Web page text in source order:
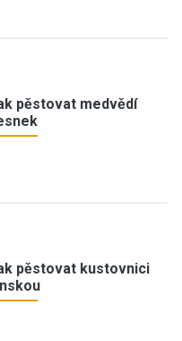
pěstovat medvědí
pěstovat kustovnici